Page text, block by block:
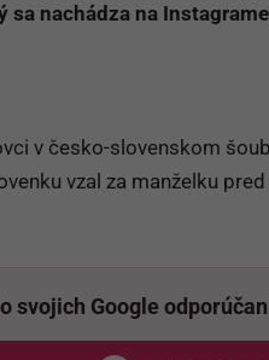
sa nachádza na
v česko-slovenskom
vzal za manželku
svojich Google